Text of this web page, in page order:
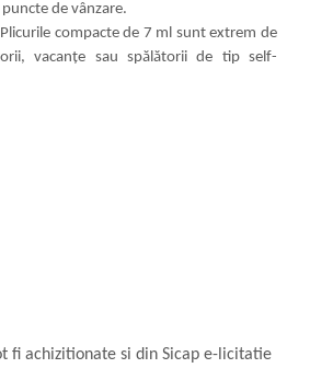
de vânzare.
Plicurile compacte de 7 ml sunt extrem de
vacanțe sau spălătorii de tip self-
fi achizitionate si din Sicap e-licitatie